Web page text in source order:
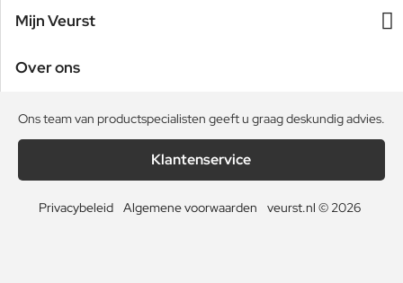
Mijn Veurst
Over ons
Ons team van productspecialisten geeft u graag deskundig advies.
Klantenservice
Privacybeleid Algemene voorwaarden veurst.nl © 2026